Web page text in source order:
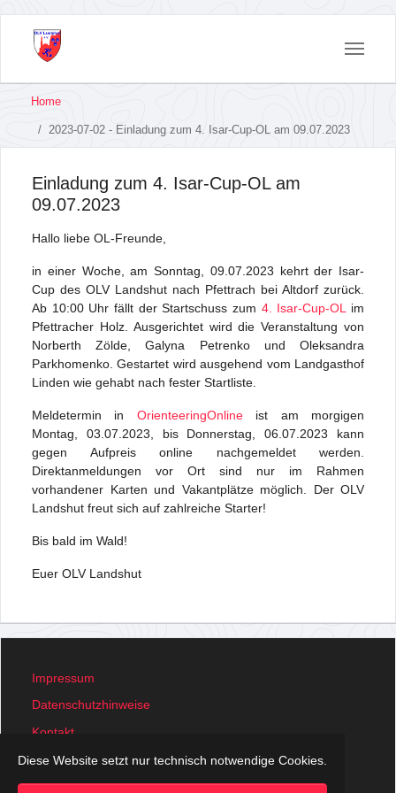
are
here:
Home
2023-07-02 - Einladung zum 4. Isar-Cup-OL am 09.07.2023
Diese Website setzt nur technisch notwendige Cookies.
content
Einladung zum 4. Isar-Cup-OL am
09.07.2023
Hallo liebe OL-Freunde,
in einer Woche, am Sonntag, 09.07.2023 kehrt der Isar-
Cup des OLV Landshut nach Pfettrach bei Altdorf zurück.
Ab 10:00 Uhr fällt der Startschuss zum 4. Isar-Cup-OL
im
Pfettracher Holz. Ausgerichtet wird die Veranstaltung von
Norberth Zölde, Galyna Petrenko und Oleksandra
Parkhomenko. Gestartet wird ausgehend vom Landgasthof
Linden wie gehabt nach fester Startliste.
Meldetermin in OrienteeringOnlineist am morgigen
Montag, 03.07.2023, bis Donnerstag, 06.07.2023 kann
gegen Aufpreis online nachgemeldet werden.
Direktanmeldungen vor Ort sind nur im Rahmen
vorhandener Karten und Vakantplätze möglich. Der OLV
Landshut freut sich auf zahlreiche Starter!
Bis bald im Wald!
Euer OLV Landshut
Impressum
Datenschutzhinweise
Kontakt
Was ist Orientierungslauf?
© OLV Landshut 2007 - 2026